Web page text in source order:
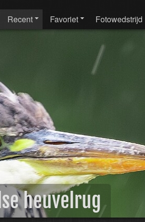
Recent Favoriet Fotowedstrijd
heuvelrug